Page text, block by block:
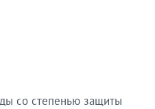
со степенью защиты